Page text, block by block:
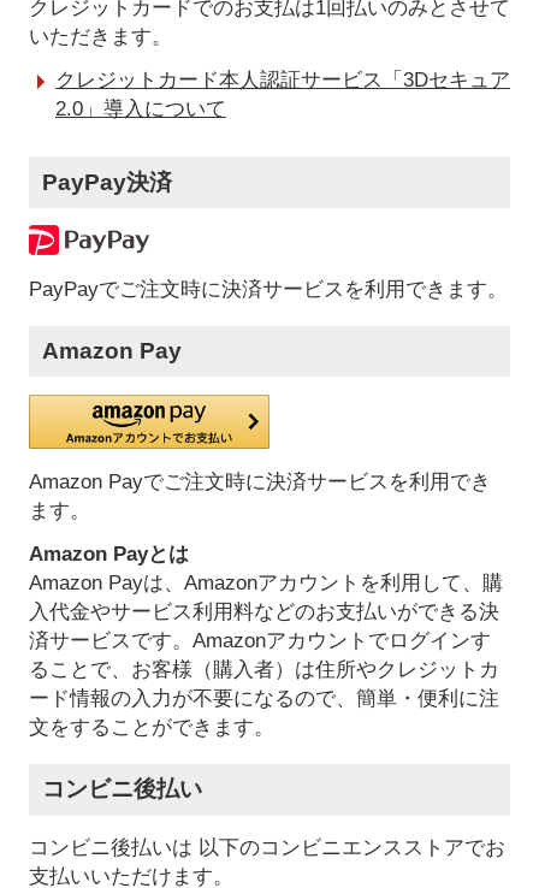
クレジットカードでのお支払は1回払いのみとさせて
いただきます。
クレジットカード本人認証サービス「3Dセキュア
2.0」導入について
PayPay決済
PayPayでご注文時に決済サービスを利用できます。
Amazon Pay
Amazon Payでご注文時に決済サービスを利用でき
ます。
Amazon Payとは
Amazon Payは、Amazonアカウントを利用して、購
入代金やサービス利用料などのお支払いができる決
済サービスです。Amazonアカウントでログインす
ることで、お客様（購入者）は住所やクレジットカ
ード情報の入力が不要になるので、簡単・便利に注
文をすることができます。
コンビニ後払い
コンビニ後払いは 以下のコンビニエンスストアでお
支払いいただけます。